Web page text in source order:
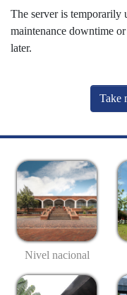
The server is temporarily
maintenance downtime
later.
Take
Nivel nacional